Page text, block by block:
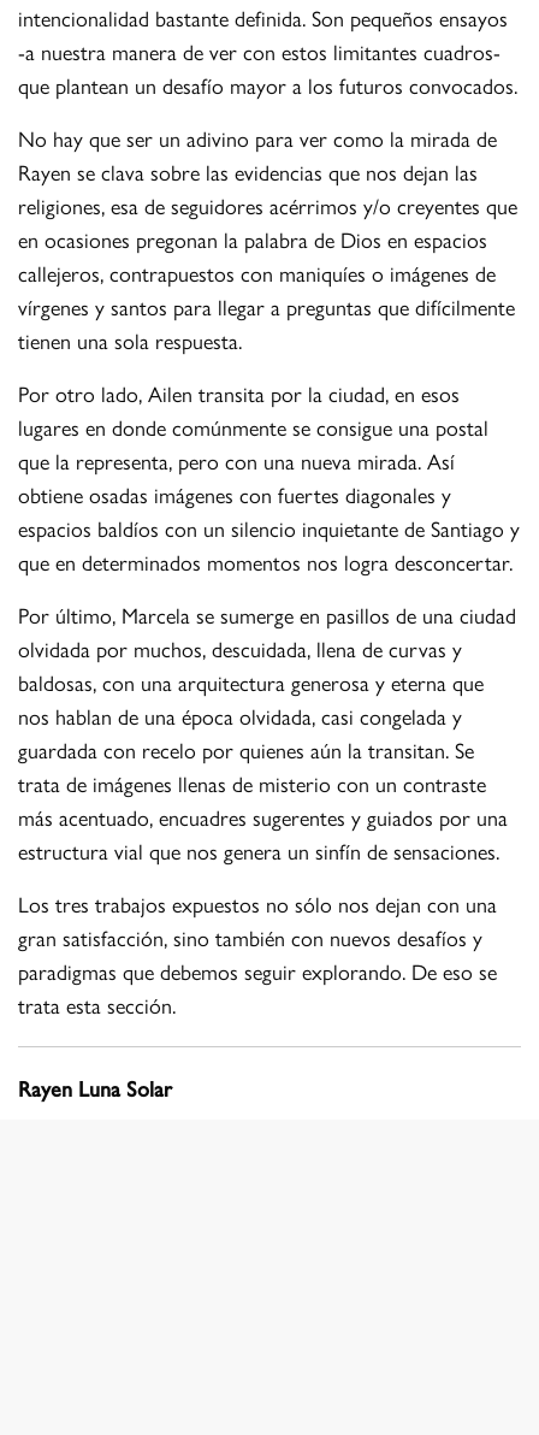
intencionalidad bastante definida. Son pequeños ensayos
-a nuestra manera de ver con estos limitantes cuadros-
que plantean un desafío mayor a los futuros convocados.
No hay que ser un adivino para ver como la mirada de
Rayen se clava sobre las evidencias que nos dejan las
religiones, esa de seguidores acérrimos y/o creyentes que
en ocasiones pregonan la palabra de Dios en espacios
callejeros, contrapuestos con maniquíes o imágenes de
vírgenes y santos para llegar a preguntas que difícilmente
tienen una sola respuesta.
Por otro lado, Ailen transita por la ciudad, en esos
lugares en donde comúnmente se consigue una postal
que la representa, pero con una nueva mirada. Así
obtiene osadas imágenes con fuertes diagonales y
espacios baldíos con un silencio inquietante de Santiago y
que en determinados momentos nos logra desconcertar.
Por último, Marcela se sumerge en pasillos de una ciudad
olvidada por muchos, descuidada, llena de curvas y
baldosas, con una arquitectura generosa y eterna que
nos hablan de una época olvidada, casi congelada y
guardada con recelo por quienes aún la transitan. Se
trata de imágenes llenas de misterio con un contraste
más acentuado, encuadres sugerentes y guiados por una
estructura vial que nos genera un sinfín de sensaciones.
Los tres trabajos expuestos no sólo nos dejan con una
gran satisfacción, sino también con nuevos desafíos y
paradigmas que debemos seguir explorando. De eso se
trata esta sección.
Rayen Luna Solar